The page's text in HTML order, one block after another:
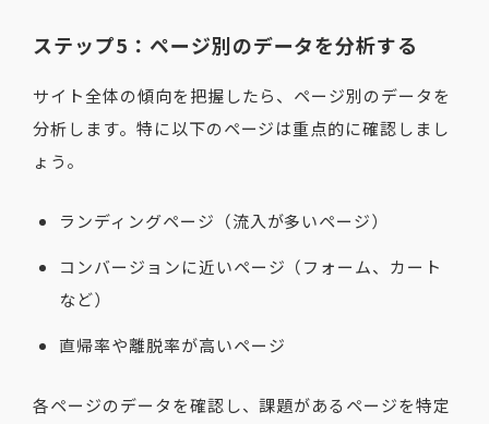
ステップ5：ページ別のデータを分析する
サイト全体の傾向を把握したら、ページ別のデータを
分析します。特に以下のページは重点的に確認しまし
ょう。
ランディングページ（流入が多いページ）
コンバージョンに近いページ（フォーム、カート
など）
直帰率や離脱率が高いページ
各ページのデータを確認し、課題があるページを特定